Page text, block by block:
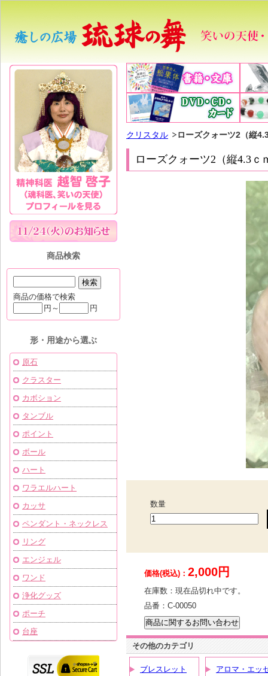
クリスタル ローズクォーツ2（縦
ローズクォーツ2（縦4.3
数量
価格(税込)： 2,000円
在庫数： 現在品切れ中です。
品番： C-00050
その他のカテゴリ
ブレスレット アロマ・エッ
商品検索
商品の価格で検索
円～
円
形・用途から選ぶ
原石
クラスター
カボション
タンブル
ポイント
ボール
ハート
ワラエルハート
カッサ
ペンダント・ネックレス
リング
エンジェル
ワンド
浄化グッズ
ポーチ
台座